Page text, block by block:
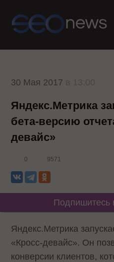
30 Мая 2017
Яндекс.Метрика
бета-версию
девайс»
0 9571
Подпишитесь
Яндекс.Метрика
«Кросс-девайс». Он
конверсии клиентов,